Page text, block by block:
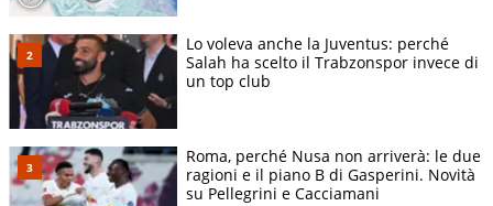
Lo voleva anche la Juventus: perché
Salah ha scelto il Trabzonspor invece di
un top club
Roma, perché Nusa non arriverà: le due
ragioni e il piano B di Gasperini. Novità
su Pellegrini e Cacciamani